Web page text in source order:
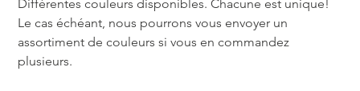
Différentes couleurs disponibles. Chacune est unique!
Le cas échéant, nous pourrons vous envoyer un
assortiment de couleurs si vous en commandez
plusieurs.